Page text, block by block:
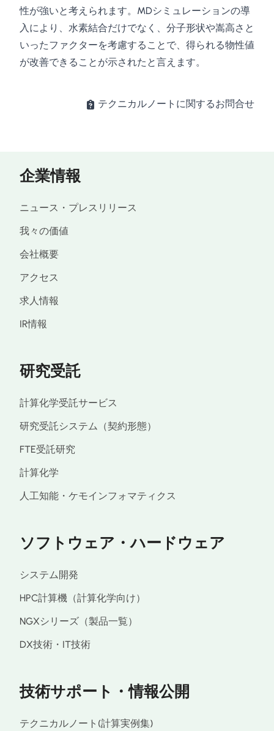
性が強いと考えられます。MDシミュレーションの導
入により、水素結合だけでなく、分子形状や嵩高さと
いったファクターを考慮することで、得られる物性値
が改善できることが示されたと言えます。
テクニカルノートに関するお問合せ
企業情報
ニュース・プレスリリース
我々の価値
会社概要
アクセス
求人情報
IR情報
研究受託
計算化学受託サービス
研究受託システム（契約形態）
FTE受託研究
計算化学
人工知能・ケモインフォマティクス
ソフトウェア・ハードウェア
システム開発
HPC計算機（計算化学向け）
NGXシリーズ（製品一覧）
DX技術・IT技術
技術サポート・情報公開
テクニカルノート(計算実例集)